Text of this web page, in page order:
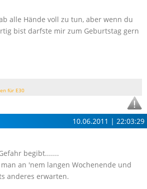
alle Hände voll zu tun, aber wenn du
bist darfste mir zum Geburtstag gern
für E30
10.06.2011 | 22:03:29
begibt.......
an 'nem langen Wochenende und
anderes erwarten.